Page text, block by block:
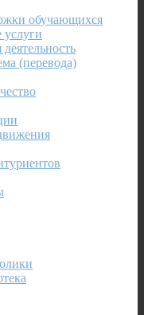
обучающихся
услуги
(перевода)